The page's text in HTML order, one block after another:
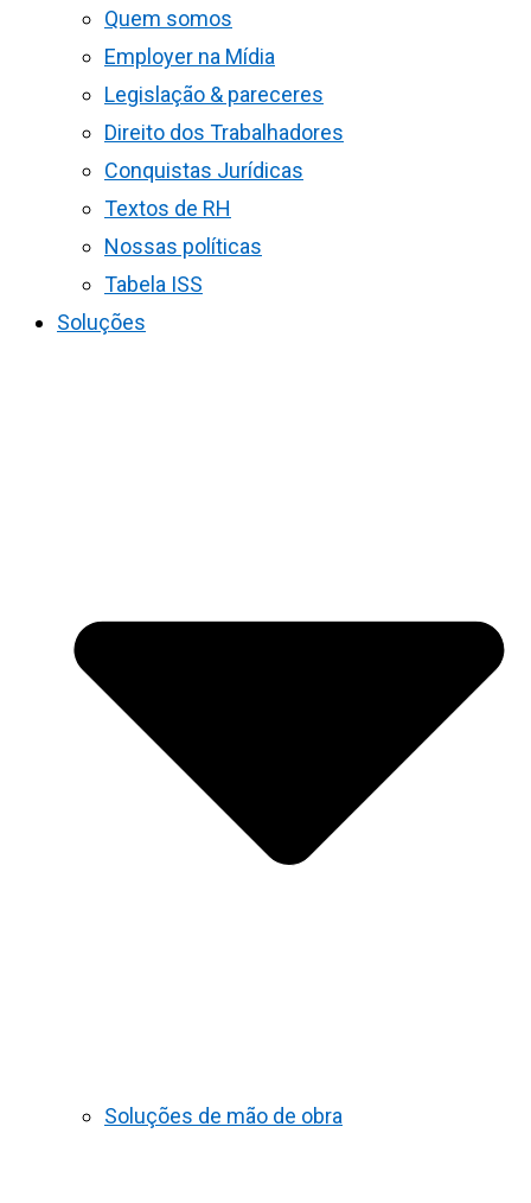
Quem somos
Employer na Mídia
Legislação & pareceres
Direito dos Trabalhadores
Conquistas Jurídicas
Textos de RH
Nossas políticas
Tabela ISS
Soluções
Soluções de mão de obra